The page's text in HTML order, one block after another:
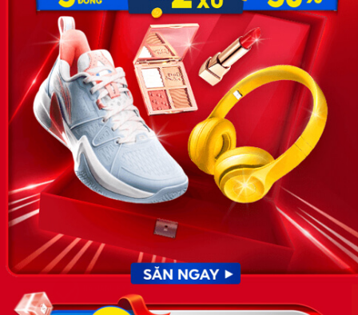
Email:
hotro@timviec.com.vn
VỀ CHÚNG TÔI
News.timviec.com.vn là website cung cấp thông tin liên quan đến
nhân sự, nghề nghiệp do Timviec.com.vn vận hành nhằm giúp
doanh nghiệp, nhân sự tuyển dụng, người đi làm, người tìm việc
cập nhật thông tin và đáp ứng được mong muốn của mình.
KẾT NỐI
Giấy phép hoạt động dịch vụ
việc làm số 54/2019/SLĐTBXH-
GP do Sở lao động thương
binh và xã hội cấp ngày 30
tháng 12 năm 2019.